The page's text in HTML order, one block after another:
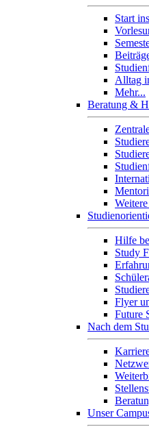
Start
Alltag
Mehr...
Beratung &
Hilfe
Study
Flyer
Future
Nach dem
Unser